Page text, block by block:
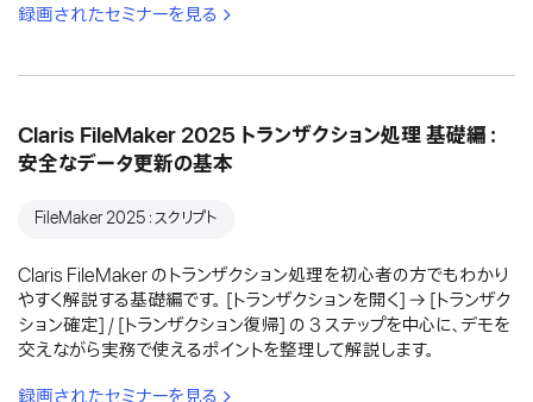
録画されたセミナーを見る
Claris FileMaker 2025 トランザクション処理 基礎編：
安全なデータ更新の基本
FileMaker 2025：スクリプト
Claris FileMaker のトランザクション処理を初心者の方でもわかり
やすく解説する基礎編です。 [トランザクションを開く] → [トランザク
ション確定] / [トランザクション復帰] の 3 ステップを中心に、デモを
交えながら実務で使えるポイントを整理して解説します。
録画されたセミナーを見る